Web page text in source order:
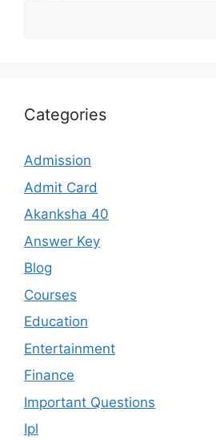
Categories
Admission
Admit Card
Akanksha 40
Answer Key
Blog
Courses
Education
Entertainment
Finance
Important Questions
Ipl